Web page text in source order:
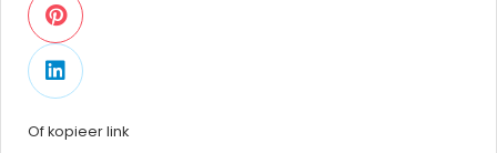
Of kopieer link